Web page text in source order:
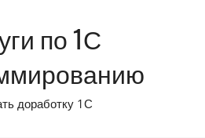
по 1С
доработку 1С